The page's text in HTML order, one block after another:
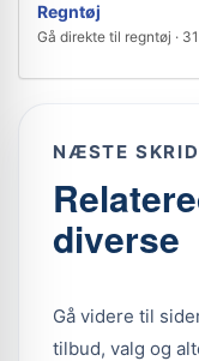
Regntøj
Gå direkte til regntøj ·
NÆSTE
diverse
Gå videre til
tilbud, valg og